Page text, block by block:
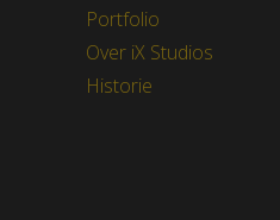
Portfolio
Over iX Studios
Historie